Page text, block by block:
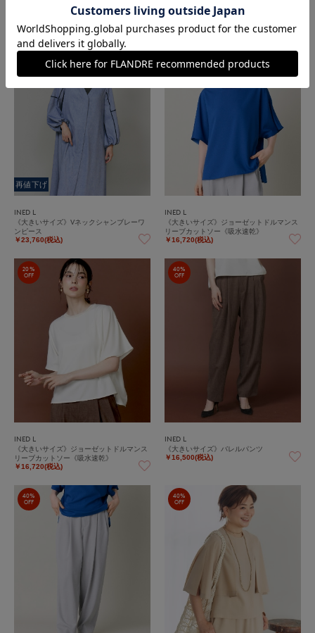
￥12,320(税込)
40%
OFF
再値下げ
INED L
《大きいサイズ》Vネックシャンブレーワ
ンピース
￥23,760(税込)
INED L
《大きいサイズ》ジョーゼットドルマンス
リーブカットソー《吸水速乾》
￥16,720(税込)
20%
OFF
INED L
《大きいサイズ》ジョーゼットドルマンス
リーブカットソー《吸水速乾》
￥16,720(税込)
40%
OFF
INED L
《大きいサイズ》バレルパンツ
￥16,500(税込)
40%
OFF
40%
OFF